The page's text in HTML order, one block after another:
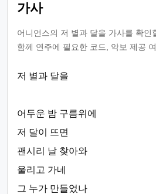
가사
어니언스의 저 별과 달을 가사를 확인
함께 연주에 필요한 코드, 악보 제공
저 별과 달을
어두운 밤 구름위에
저 달이 뜨면
괜시리 날 찾아와
울리고 가네
그 누가 만들었나